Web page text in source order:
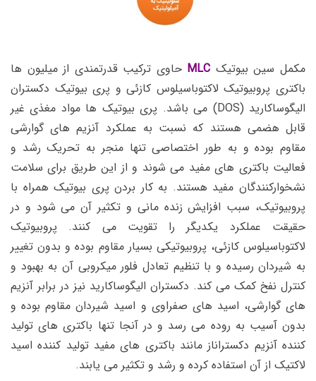
مکمل سین بیوتیک MLC حاوی ترکیب قدرتمندی از میلیون ها
باکتری پروبیوتیک لاکتوباسیلوس کازئی و پری بیوتیک دکستران
الیگوساکارید (DOS) می باشد. پری بیوتیک ها مواد مغذی غیر
قابل هضمی هستند که نسبت به عملکرد آنزیم های گوارشی
مقاوم بوده و به طور اختصاصی تنها منجر به تحریک رشد و
فعالیت باکتری های مفید می شوند و از این طریق برای سلامت
نشخوارکنندگان مفید هستند. به کار بردن پری بیوتیک همراه با
پروبیوتیک، سبب افزایش زنده مانی و تکثیر آن می شود و در
حقیقت عملکرد یکدیگر را تقویت می کنند. پروبیوتیک
لاکتوباسیلوس کازئی، پروبیوتیکی بسیار مقاوم بوده و بدون تغییر
به شیردان رسیده و با تنظیم تعادل فلور میکروبی آن به بهبود و
کنترل نفخ کمک می کند. دکستران الیگوساکارید نیز در برابر آنزیم
های گوارشی، اسید های صفراوی و اسید شیردان مقاوم بوده و
بدون آسیب به روده می رسد و در آنجا تنها باکتری های تولید
کننده آنزیم دکستراناز مانند باکتری های مفید تولید کننده اسید
لاکتیک از آن استفاده کرده و رشد و تکثیر می یابند.